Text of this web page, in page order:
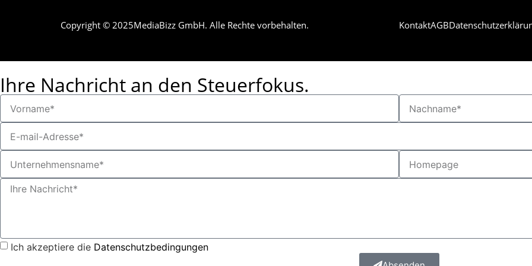
Copyright © 2025MediaBizz GmbH. Alle Rechte vorbehalten. KontaktAGB
Ihre Nachricht an den Steuerfokus.
Ich akzeptiere die Datenschutzbedingungen